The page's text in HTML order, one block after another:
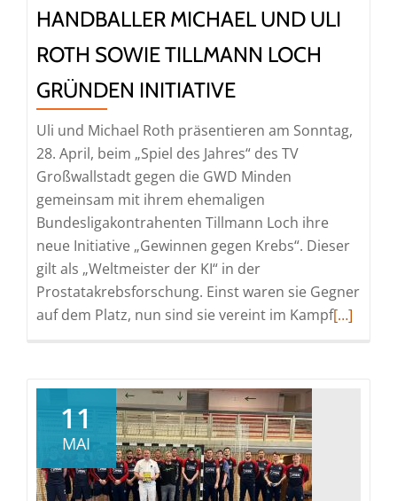
HANDBALLER MICHAEL UND ULI
ROTH SOWIE TILLMANN LOCH
GRÜNDEN INITIATIVE
Uli und Michael Roth präsentieren am Sonntag,
28. April, beim „Spiel des Jahres“ des TV
Großwallstadt gegen die GWD Minden
gemeinsam mit ihrem ehemaligen
Bundesligakontrahenten Tillmann Loch ihre
neue Initiative „Gewinnen gegen Krebs“. Dieser
gilt als „Weltmeister der KI“ in der
Prostatakrebsforschung. Einst waren sie Gegner
auf dem Platz, nun sind sie vereint im KampfRead
[…]
11
MAI